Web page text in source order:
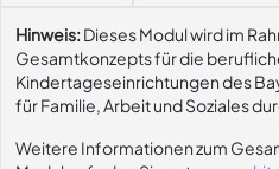
Hinweis:Dieses Modul wird im
Gesamtkonzepts für die
Kindertageseinrichtungen des
für Familie, Arbeit und Soziales
Weitere Informationen zum